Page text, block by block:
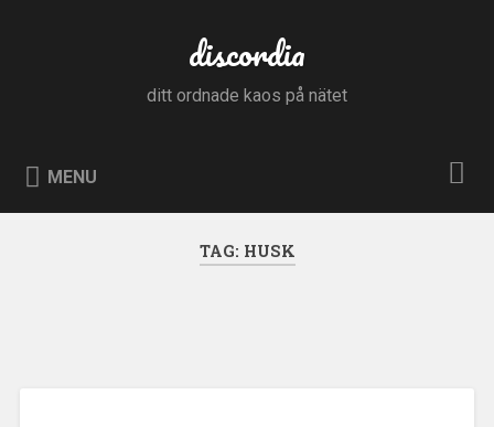
discordia
ditt ordnade kaos på nätet
MENU
TAG: HUSK